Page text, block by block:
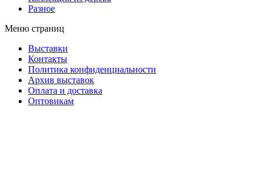
Разное
Меню страниц
Выставки
Контакты
Политика конфиденциальности
Архив выставок
Оплата и доставка
Оптовикам